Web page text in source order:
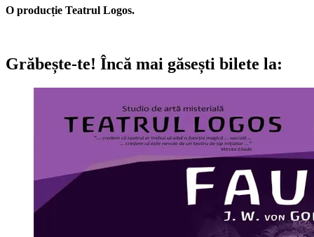
O producție Teatrul Logos.
Grăbește-te! Încă mai găsești bilete la: